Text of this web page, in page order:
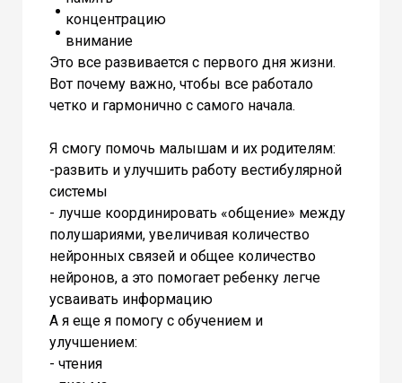
концентрацию
внимание
Это все развивается с первого дня жизни.
Вот почему важно, чтобы все работало
четко и гармонично с самого начала.
Я смогу помочь малышам и их родителям:
-развить и улучшить работу вестибулярной
системы
- лучше координировать «общение» между
полушариями, увеличивая количество
нейронных связей и общее количество
нейронов, а это помогает ребенку легче
усваивать информацию
А я еще я помогу с обучением и
улучшением:
- чтения